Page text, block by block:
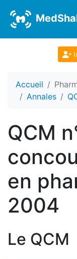
Accueil
Annales
QCM
en
2004
Le QCM